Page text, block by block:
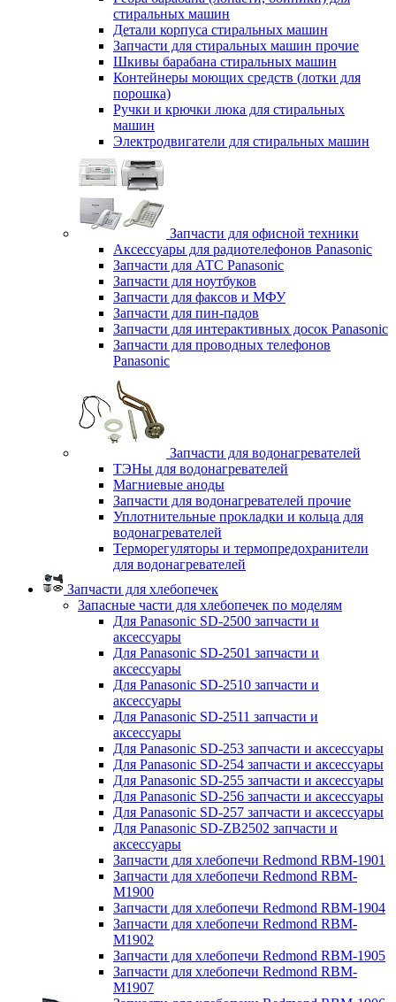
стиральных машин
Детали корпуса стиральных машин
Запчасти для стиральных машин прочие
Шкивы барабана стиральных машин
Контейнеры моющих средств (лотки для
порошка)
Ручки и крючки люка для стиральных
машин
Электродвигатели для стиральных машин
Запчасти для офисной техники
Аксессуары для радиотелефонов Panasonic
Запчасти для АТС Panasonic
Запчасти для ноутбуков
Запчасти для факсов и МФУ
Запчасти для пин-падов
Запчасти для интерактивных досок Panasonic
Запчасти для проводных телефонов
Panasonic
Запчасти для водонагревателей
ТЭНы для водонагревателей
Магниевые аноды
Запчасти для водонагревателей прочие
Уплотнительные прокладки и кольца для
водонагревателей
Терморегуляторы и термопредохранители
для водонагревателей
Запчасти для хлебопечек
Запасные части для хлебопечек по моделям
Для Panasonic SD-2500 запчасти и
аксессуары
Для Panasonic SD-2501 запчасти и
аксессуары
Для Panasonic SD-2510 запчасти и
аксессуары
Для Panasonic SD-2511 запчасти и
аксессуары
Для Panasonic SD-253 запчасти и аксессуары
Для Panasonic SD-254 запчасти и аксессуары
Для Panasonic SD-255 запчасти и аксессуары
Для Panasonic SD-256 запчасти и аксессуары
Для Panasonic SD-257 запчасти и аксессуары
Для Panasonic SD-ZB2502 запчасти и
аксессуары
Запчасти для хлебопечи Redmond RBM-1901
Запчасти для хлебопечи Redmond RBM-
M1900
Запчасти для хлебопечи Redmond RBM-1904
Запчасти для хлебопечи Redmond RBM-
M1902
Запчасти для хлебопечи Redmond RBM-1905
Запчасти для хлебопечи Redmond RBM-
M1907